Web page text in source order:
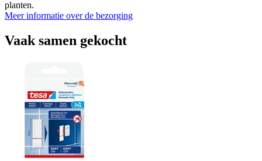
planten.
Meer informatie over de bezorging
Vaak samen gekocht